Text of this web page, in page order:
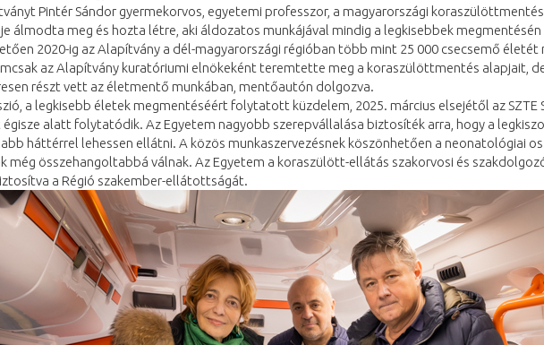
Pintér Sándor gyermekorvos, egyetemi professzor, a magyarországi
álmodta meg és hozta létre, aki áldozatos munkájával mindig a legkisebbek
2020-ig az Alapítvány a dél-magyarországi régióban több mint 25 000 csecsemő
az Alapítvány kuratóriumi elnökeként teremtette meg a koraszülöttmentés alapjait,
részt vett az életmentő munkában, mentőautón dolgozva.
a legkisebb életek megmentéséért folytatott küzdelem, 2025. március elsejétől az SZTE
alatt folytatódik. Az Egyetem nagyobb szerepvállalása biztosíték arra, hogy a
háttérrel lehessen ellátni. A közös munkaszervezésnek köszönhetően a neonatológiai
még összehangoltabbá válnak. Az Egyetem a koraszülött-ellátás szakorvosi és
a Régió szakember-ellátottságát.